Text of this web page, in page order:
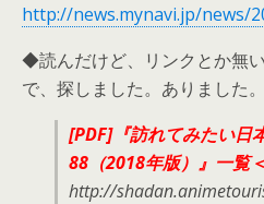
http://news.mynavi.jp/news/
◆読んだけど、リンクとか無い
で、探しました。ありました。
[PDF]『訪れてみたい日
88（2018年版）』一覧
http://